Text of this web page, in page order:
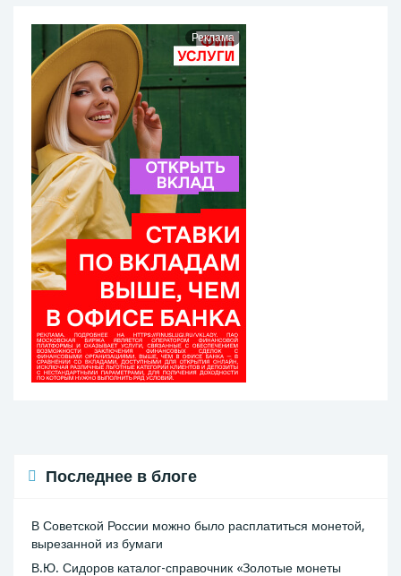
Реклама
Последнее в блоге
В Советской России можно было расплатиться монетой,
вырезанной из бумаги
В.Ю. Сидоров каталог-справочник «Золотые монеты